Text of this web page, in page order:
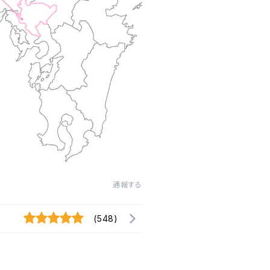
通報する
(548)